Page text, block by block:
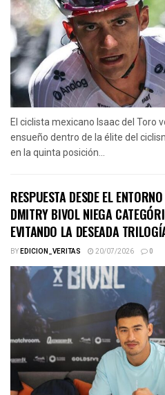
El ciclista mexicano Isaac del Toro
ensueño dentro de la élite del
en la quinta posición...
RESPUESTA DESDE EL
DMITRY BIVOL NIEGA
EVITANDO LA DESEADA
BYEDICION_VERITAS 20/07/2026 0